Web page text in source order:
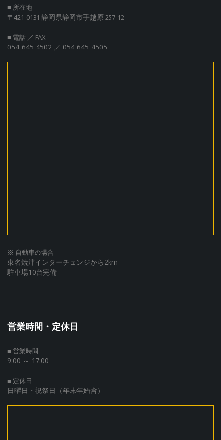
■ 所在地
〒421-0131 静岡県静岡市手越原257-12
■ 電話 ／ FAX
054-645-4502 ／ 054-645-4505
※ 自動車の場合
東名焼津インターチェンジから2km
駐車場10台完備
営業時間・定休日
■ 営業時間
9:00 ～ 17:00
■ 定休日
日曜日・祝祭日（年末年始含）